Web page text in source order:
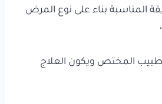
المناسبة بناء على نوع المرض
المختص ويكون العلاج